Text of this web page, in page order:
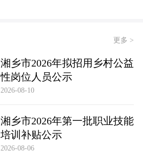
更多 >
湘乡市2026年拟招用乡村公益
性岗位人员公示
2026-08-10
湘乡市2026年第一批职业技能
培训补贴公示
2026-08-06